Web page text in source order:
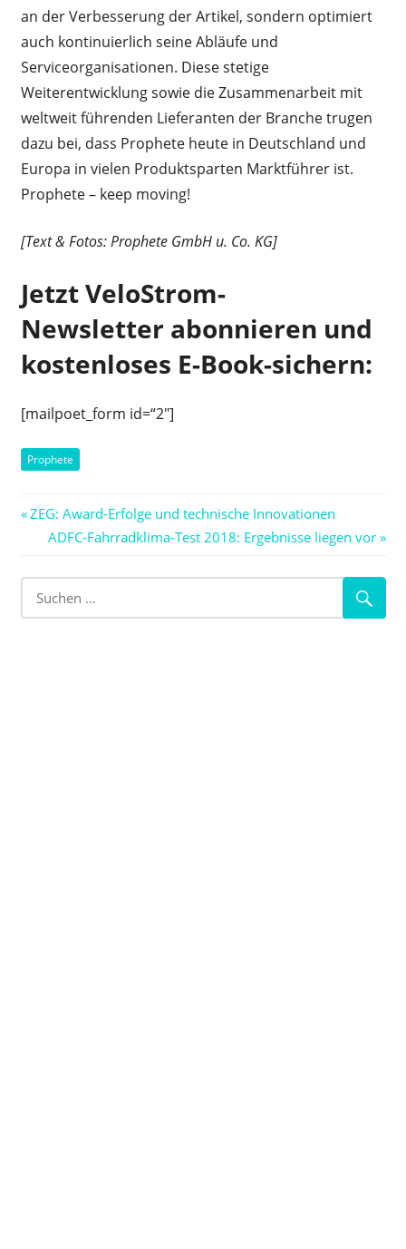
an der Verbesserung der Artikel, sondern optimiert
auch kontinuierlich seine Abläufe und
Serviceorganisationen. Diese stetige
Weiterentwicklung sowie die Zusammenarbeit mit
weltweit führenden Lieferanten der Branche trugen
dazu bei, dass Prophete heute in Deutschland und
Europa in vielen Produktsparten Marktführer ist.
Prophete – keep moving!
[Text & Fotos: Prophete GmbH u. Co. KG]
Jetzt VeloStrom-
Newsletter abonnieren und
kostenloses E-Book-sichern:
[mailpoet_form id=“2″]
Prophete
Beitragsnavigation
Vorheriger
Beitrag:
ZEG: Award-Erfolge und technische Innovationen
Nächster
ADFC-Fahrradklima-Test 2018: Ergebnisse liegen vor